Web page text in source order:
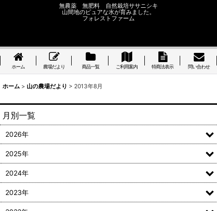
無農薬 無肥料 自然栽培ササニシキ
山間地のピュアな水が育みました。
フォレストファーム
ホーム 農場だより 商品一覧 ご利用案内 特商法表示 問い合わせ
ホーム > 山の農場だより > 2013年8月
月別一覧
2026年
2025年
2024年
2023年